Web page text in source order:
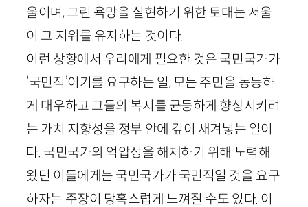
울이며, 그런 욕망을 실현하기 위한 토대는 서울
이 그 지위를 유지하는 것이다.
이런 상황에서 우리에게 필요한 것은 국민국가가
‘국민적’이기를 요구하는 일, 모든 주민을 동등하
게 대우하고 그들의 복지를 균등하게 향상시키려
는 가치 지향성을 정부 안에 깊이 새겨넣는 일이
다. 국민국가의 억압성을 해체하기 위해 노력해
왔던 이들에게는 국민국가가 국민적일 것을 요구
하자는 주장이 당혹스럽게 느껴질 수도 있다. 이